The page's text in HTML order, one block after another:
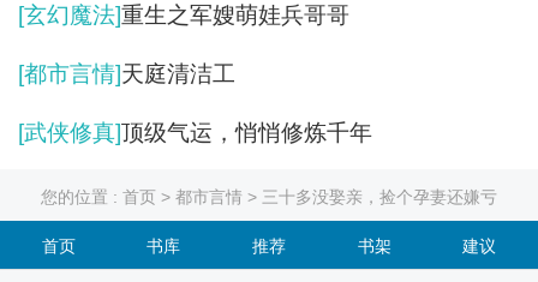
[玄幻魔法]重生之军嫂萌娃兵哥哥
[都市言情]天庭清洁工
[武侠修真]顶级气运，悄悄修炼千年
您的位置 : 首页 > 都市言情 > 三十多没娶亲，捡个孕妻还嫌亏
首页 书库 推荐 书架 建议